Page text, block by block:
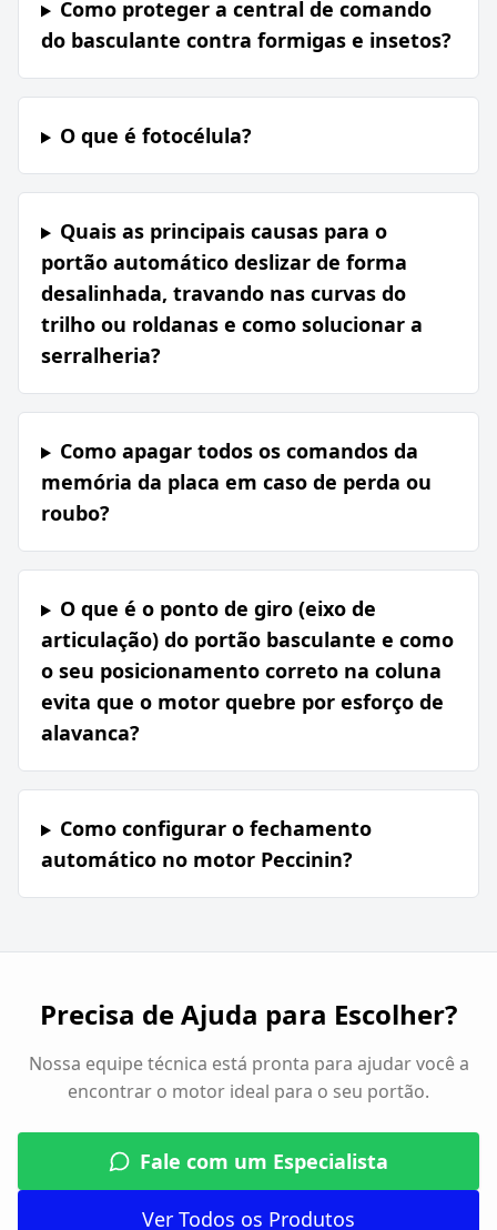
Como proteger a central de comando
do basculante contra formigas e insetos?
O que é fotocélula?
Quais as principais causas para o
portão automático deslizar de forma
desalinhada, travando nas curvas do
trilho ou roldanas e como solucionar a
serralheria?
Como apagar todos os comandos da
memória da placa em caso de perda ou
roubo?
O que é o ponto de giro (eixo de
articulação) do portão basculante e como
o seu posicionamento correto na coluna
evita que o motor quebre por esforço de
alavanca?
Como configurar o fechamento
automático no motor Peccinin?
Precisa de Ajuda para Escolher?
Nossa equipe técnica está pronta para ajudar você a
encontrar o motor ideal para o seu portão.
Fale com um Especialista
Ver Todos os Produtos